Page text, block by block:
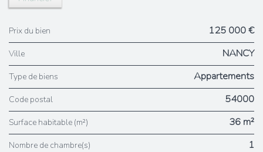
Prix du bien 125 000 €
Ville NANCY
Type de biens Appartements
Code postal 54000
Surface habitable (m²) 36 m²
Nombre de chambre(s) 1